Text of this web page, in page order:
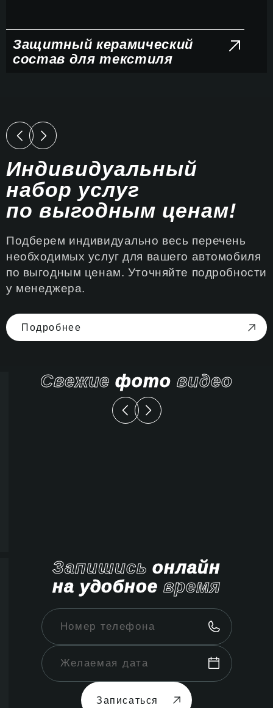
Защитный керамический
состав для текстиля
Индивидуальный
набор услуг
по выгодным ценам!
Подберем индивидуально весь перечень
необходимых услуг для вашего автомобиля
по выгодным ценам. Уточняйте подробности
у менеджера.
Подробнее
Свежиефото видео
Запишисьонлайн
на удобное время
Записаться